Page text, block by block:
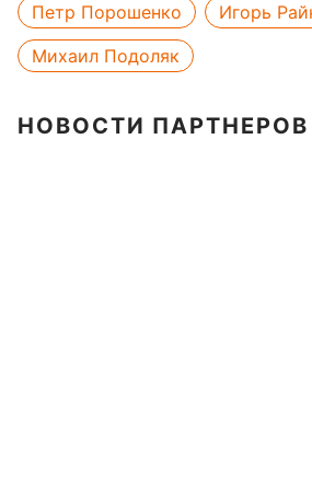
Петр Порошенко
Игорь
Михаил Подоляк
НОВОСТИ ПАРТНЕРОВ